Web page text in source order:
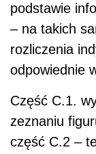
podstawie
– na takich
rozliczenia
odpowiednie
Część C.1.
zeznaniu
część C.2 –